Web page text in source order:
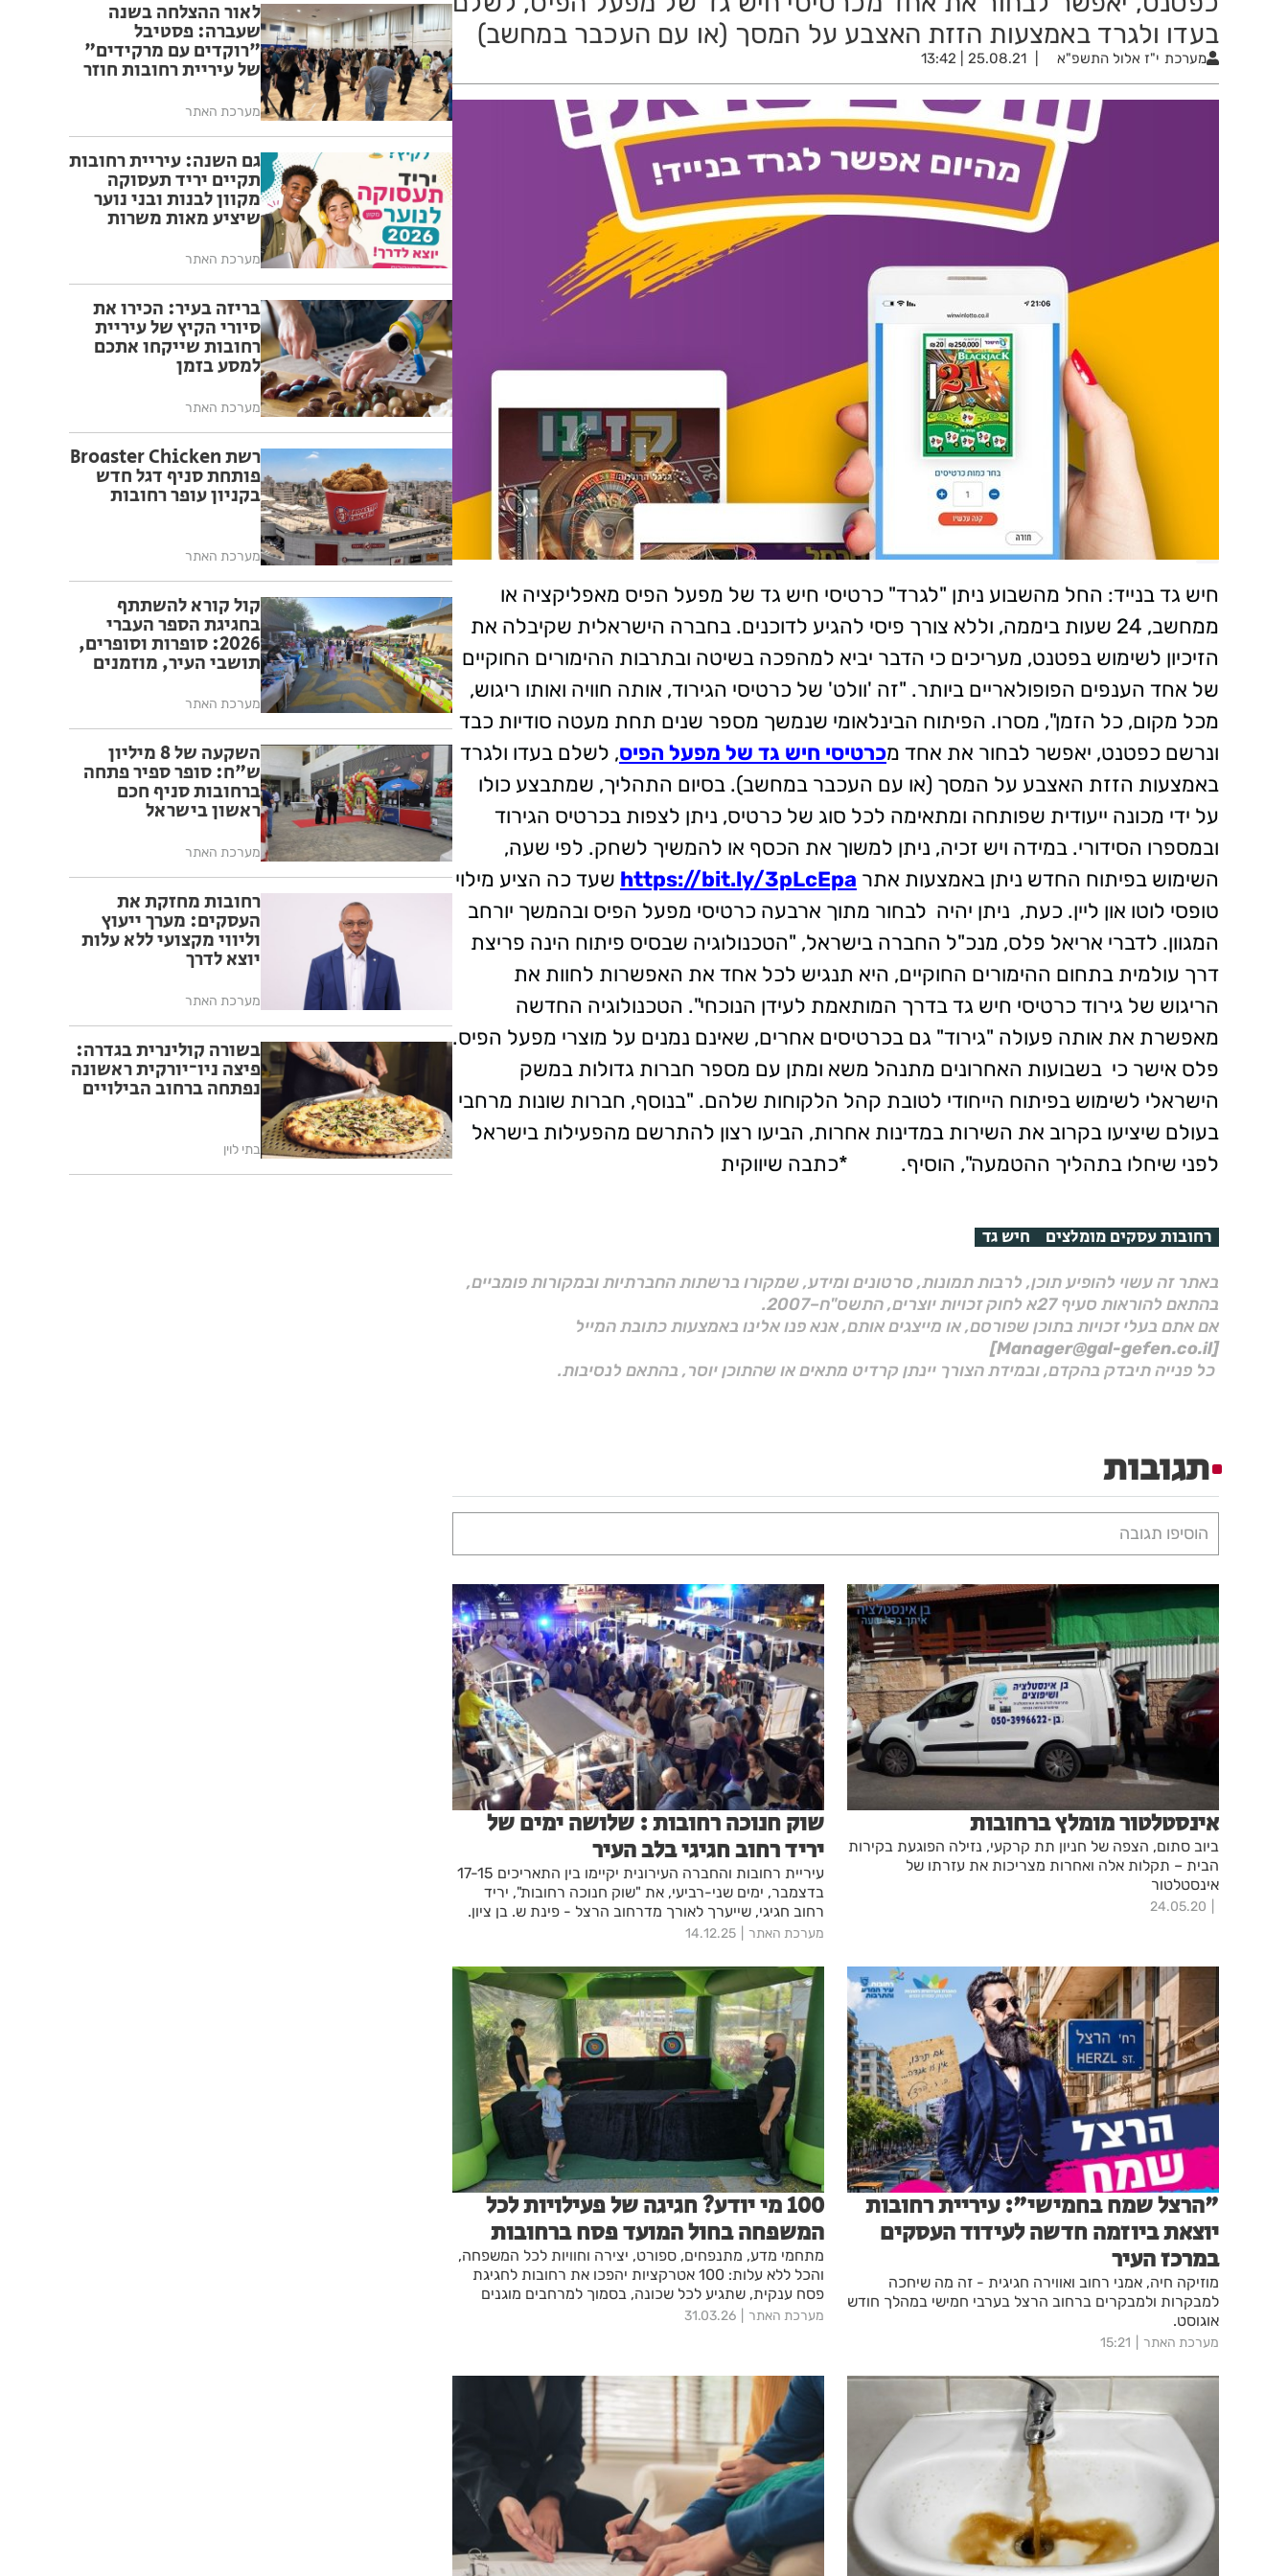
בעדו ולגרד באמצעות הזזת האצבע על המסך (או עם העכבר במחשב)
מערכת י"ז אלול התשפ"א 25.08.21 | 13:42
חיש גד בנייד: החל מהשבוע ניתן "לגרד" כרטיסי חיש גד של מפעל הפיס מאפליקציה או
ממחשב, 24 שעות ביממה, וללא צורך פיסי להגיע לדוכנים. בחברה הישראלית שקיבלה את
הזיכיון לשימוש בפטנט, מעריכים כי הדבר יביא למהפכה בשיטה ובתרבות ההימורים החוקיים
של אחד הענפים הפופולאריים ביותר. "זה 'וולט' של כרטיסי הגירוד, אותה חוויה ואותו ריגוש,
מכל מקום, כל הזמן", מסרו. הפיתוח הבינלאומי שנמשך מספר שנים תחת מעטה סודיות כבד
ונרשם כפטנט, יאפשר לבחור את אחד מכרטיסי חיש גד של מפעל הפיס, לשלם בעדו ולגרד
באמצעות הזזת האצבע על המסך (או עם העכבר במחשב). בסיום התהליך, שמתבצע כולו
על ידי מכונה ייעודית שפותחה ומתאימה לכל סוג של כרטיס, ניתן לצפות בכרטיס הגירוד
ובמספרו הסידורי. במידה ויש זכיה, ניתן למשוך את הכסף או להמשיך לשחק. לפי שעה,
השימוש בפיתוח החדש ניתן באמצעות אתר https://bit.ly/3pLcEpa שעד כה הציע מילוי
טופסי לוטו און ליין. כעת, ניתן יהיה לבחור מתוך ארבעה כרטיסי מפעל הפיס ובהמשך יורחב
המגוון. לדברי אריאל פלס, מנכ"ל החברה בישראל, "הטכנולוגיה שבסיס פיתוח הינה פריצת
דרך עולמית בתחום ההימורים החוקיים, היא תנגיש לכל אחד את האפשרות לחוות את
הריגוש של גירוד כרטיסי חיש גד בדרך המותאמת לעידן הנוכחי". הטכנולוגיה החדשה
מאפשרת את אותה פעולה "גירוד" גם בכרטיסים אחרים, שאינם נמנים על מוצרי מפעל הפיס.
פלס אישר כי בשבועות האחרונים מתנהל משא ומתן עם מספר חברות גדולות במשק
הישראלי לשימוש בפיתוח הייחודי לטובת קהל הלקוחות שלהם. "בנוסף, חברות שונות מרחבי
בעולם שיציעו בקרוב את השירות במדינות אחרות, הביעו רצון להתרשם מהפעילות בישראל
לפני שיחלו בתהליך ההטמעה", הוסיף. *כתבה שיווקית
רחובות עסקים מומלצים חיש גד
באתר זה עשוי להופיע תוכן, לרבות תמונות, סרטונים ומידע, שמקורו ברשתות החברתיות ובמקורות פומביים,
בהתאם להוראות סעיף 27א לחוק זכויות יוצרים, התשס"ח–2007.
אם אתם בעלי זכויות בתוכן שפורסם, או מייצגים אותם, אנא פנו אלינו באמצעות כתובת המייל
[Manager@gal-gefen.co.il]
כל פנייה תיבדק בהקדם, ובמידת הצורך יינתן קרדיט מתאים או שהתוכן יוסר, בהתאם לנסיבות.
תגובות
הוסיפו תגובה
אינסטלטור מומלץ ברחובות
ביוב סתום, הצפה של חניון תת קרקעי, נזילה הפוגעת בקירות
הבית – תקלות אלה ואחרות מצריכות את עזרתו של
אינסטלטור
24.05.20
שוק חנוכה רחובות : שלושה ימים של
יריד רחוב חגיגי בלב העיר
עיריית רחובות והחברה העירונית יקיימו בין התאריכים 17-15
בדצמבר, ימים שני-רביעי, את "שוק חנוכה רחובות", יריד
רחוב חגיגי, שייערך לאורך מדרחוב הרצל - פינת ש. בן ציון.
מערכת האתר 14.12.25
"הרצל שמח בחמישי": עיריית רחובות
יוצאת ביוזמה חדשה לעידוד העסקים
במרכז העיר
מוזיקה חיה, אמני רחוב ואווירה חגיגית - זה מה שיחכה
למבקרות ולמבקרים ברחוב הרצל בערבי חמישי במהלך חודש
אוגוסט.
מערכת האתר 15:21
100 מי יודע? חגיגה של פעילויות לכל
המשפחה בחול המועד פסח ברחובות
מתחמי מדע, מתנפחים, ספורט, יצירה וחוויות לכל המשפחה,
והכל ללא עלות: 100 אטרקציות יהפכו את רחובות לחגיגת
פסח ענקית, שתגיע לכל שכונה, בסמוך למרחבים מוגנים
מערכת האתר 31.03.26
לאור ההצלחה בשנה
שעברה: פסטיבל
"רוקדים עם מרקידים"
של עיריית רחובות חוזר
מערכת האתר
גם השנה: עיריית רחובות
תקיים יריד תעסוקה
מקוון לבנות ובני נוער
שיציע מאות משרות
מערכת האתר
בריזה בעיר: הכירו את
סיורי הקיץ של עיריית
רחובות שייקחו אתכם
למסע בזמן
מערכת האתר
רשת Broaster Chicken
פותחת סניף דגל חדש
בקניון עופר רחובות
מערכת האתר
קול קורא להשתתף
בחגיגת הספר העברי
2026: סופרות וסופרים,
תושבי העיר, מוזמנים
מערכת האתר
השקעה של 8 מיליון
ש"ח: סופר ספיר פתחה
ברחובות סניף חכם
ראשון בישראל
מערכת האתר
רחובות מחזקת את
העסקים: מערך ייעוץ
וליווי מקצועי ללא עלות
יוצא לדרך
מערכת האתר
בשורה קולינרית בגדרה:
פיצה ניו־יורקית ראשונה
נפתחה ברחוב הבילויים
בתי לוין